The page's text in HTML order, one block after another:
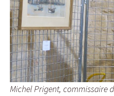
Michel Prigent, commissaire